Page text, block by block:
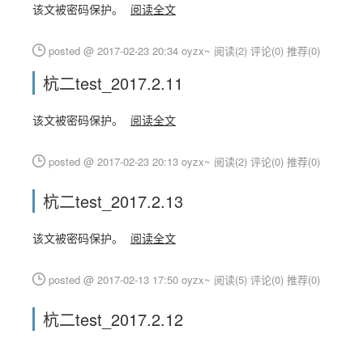
该文被密码保护。 阅读全文
posted @ 2017-02-23 20:34 oyzx~ 阅读(2) 评论(0) 推荐(0)
杭二test_2017.2.11
该文被密码保护。 阅读全文
posted @ 2017-02-23 20:13 oyzx~ 阅读(2) 评论(0) 推荐(0)
杭二test_2017.2.13
该文被密码保护。 阅读全文
posted @ 2017-02-13 17:50 oyzx~ 阅读(5) 评论(0) 推荐(0)
杭二test_2017.2.12